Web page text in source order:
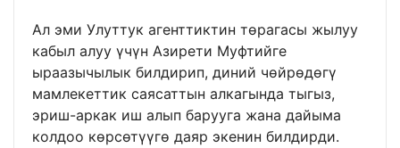
Ал эми Улуттук агенттиктин төрагасы жылуу
кабыл алуу үчүн Азирети Муфтийге
ыраазычылык билдирип, диний чөйрөдөгү
мамлекеттик саясаттын алкагында тыгыз,
эриш-аркак иш алып барууга жана дайыма
колдоо көрсөтүүгө даяр экенин билдирди.